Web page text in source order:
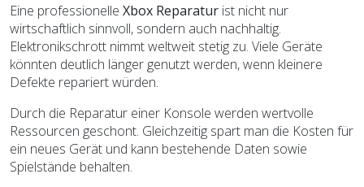
Eine professionelle Xbox Reparatur ist nicht nur
wirtschaftlich sinnvoll, sondern auch nachhaltig.
Elektronikschrott nimmt weltweit stetig zu. Viele Geräte
könnten deutlich länger genutzt werden, wenn kleinere
Defekte repariert würden.
Durch die Reparatur einer Konsole werden wertvolle
Ressourcen geschont. Gleichzeitig spart man die Kosten für
ein neues Gerät und kann bestehende Daten sowie
Spielstände behalten.